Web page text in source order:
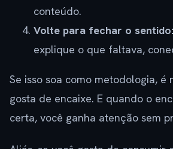
conteúdo.
Volte para fechar o sentido:
explique o que faltava,
Se isso soa como metodologia, é
gosta de encaixe. E quando o
certa, você ganha atenção sem